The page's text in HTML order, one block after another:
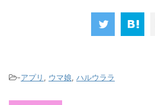
-アプリ , ウマ娘, ハルウララ